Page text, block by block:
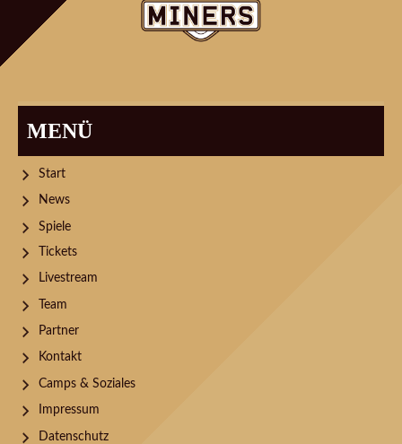
MENÜ
Start
News
Spiele
Tickets
Livestream
Team
Partner
Kontakt
Camps & Soziales
Impressum
Datenschutz